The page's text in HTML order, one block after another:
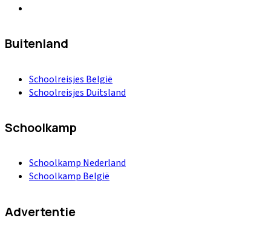
Buitenland
Schoolreisjes België
Schoolreisjes Duitsland
Schoolkamp
Schoolkamp Nederland
Schoolkamp België
Advertentie